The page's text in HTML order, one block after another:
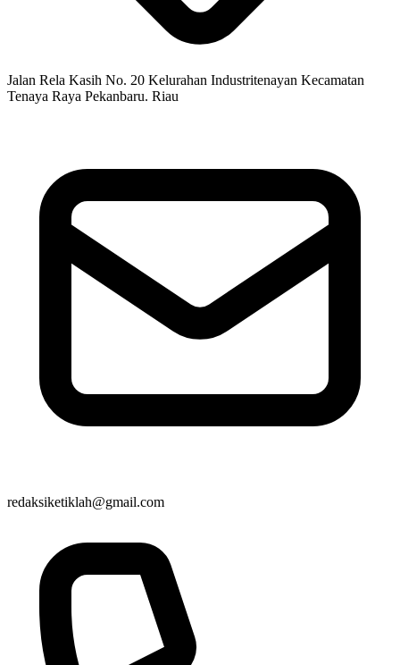
Jalan Rela Kasih No. 20 Kelurahan Industritenayan Kecamatan
Tenaya Raya Pekanbaru. Riau
redaksiketiklah@gmail.com